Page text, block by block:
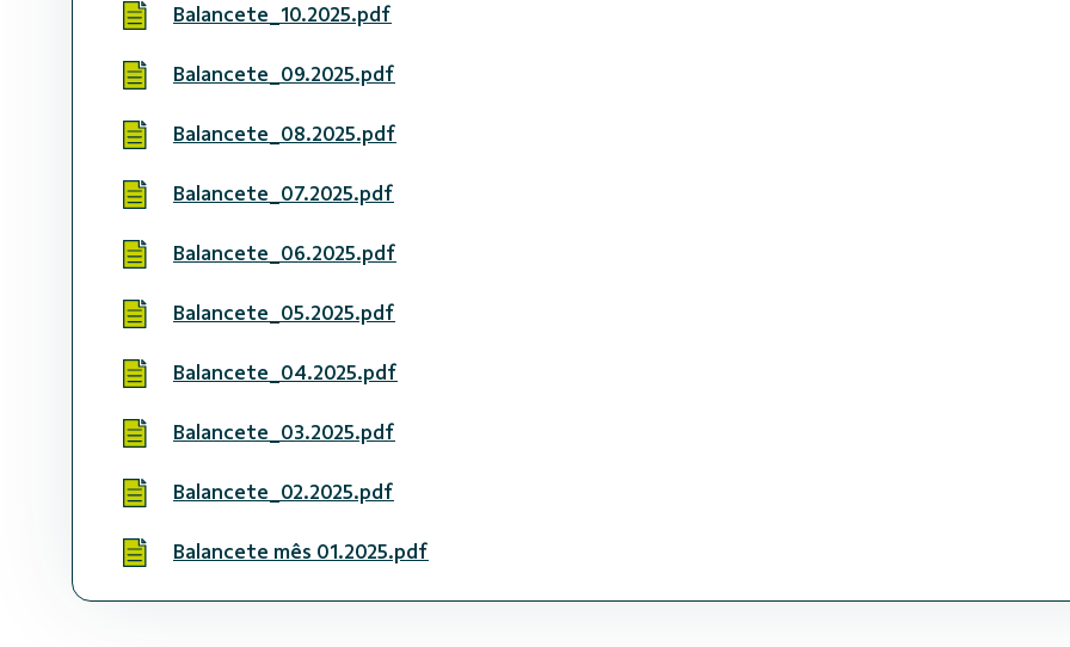
Balancete_10.2025.pdf
Balancete_09.2025.pdf
Balancete_08.2025.pdf
Balancete_07.2025.pdf
Balancete_06.2025.pdf
Balancete_05.2025.pdf
Balancete_04.2025.pdf
Balancete_03.2025.pdf
Balancete_02.2025.pdf
Balancete mês 01.2025.pdf